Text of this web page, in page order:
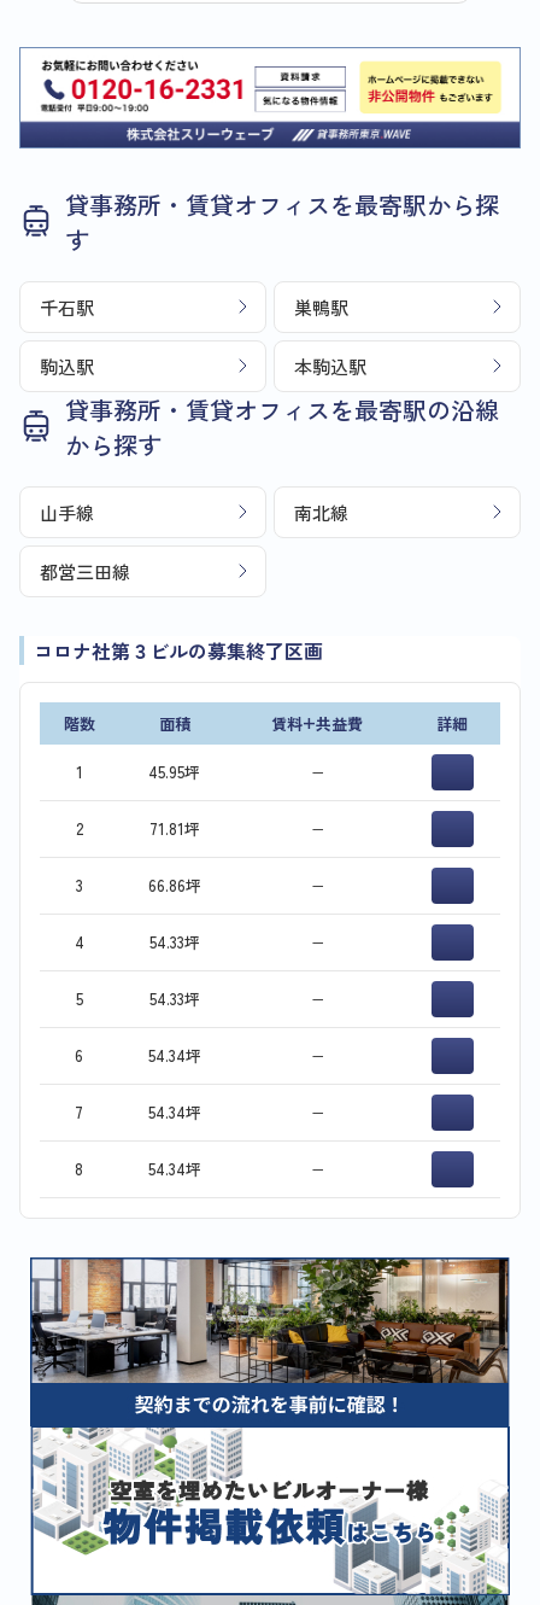
貸事務所・賃貸オフィスを最寄駅から探
す
千石駅 巣鴨駅
駒込駅 本駒込駅
貸事務所・賃貸オフィスを最寄駅の沿線
から探す
山手線 南北線
都営三田線
コロナ社第３ビルの募集終了区画
階数 面積 賃料+共益費 詳細
1 45.95坪 −
2 71.81坪 −
3 66.86坪 −
4 54.33坪 −
5 54.33坪 −
6 54.34坪 −
7 54.34坪 −
8 54.34坪 −